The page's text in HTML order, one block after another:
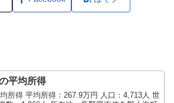
平均所得
所得 平均所得：267.9万円 人口：4,713人 世